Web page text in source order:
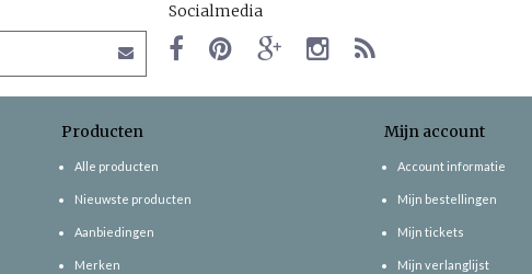
Socialmedia
Producten
Alle producten
Nieuwste producten
Aanbiedingen
Merken
Mijn account
Account informatie
Mijn bestellingen
Mijn tickets
Mijn verlanglijst